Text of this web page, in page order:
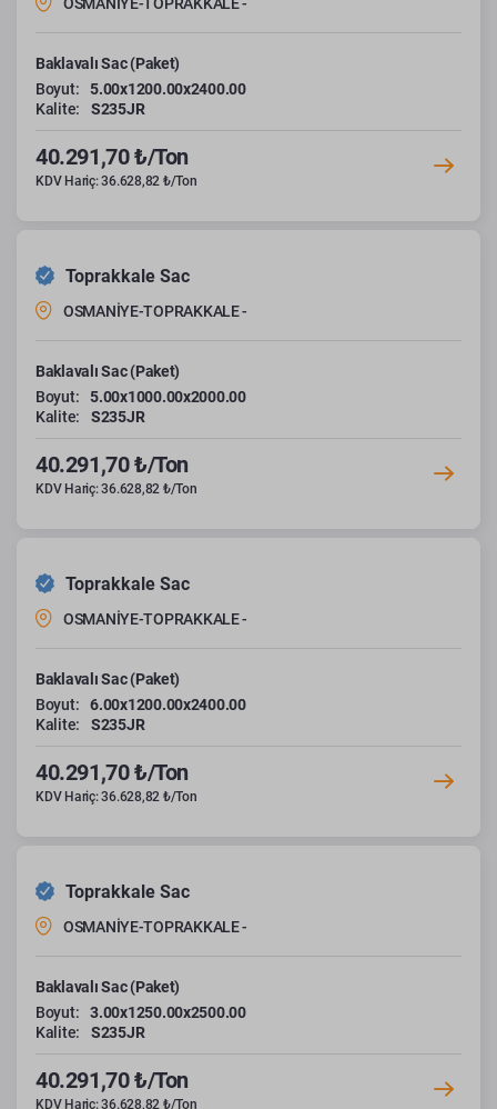
Baklavalı Sac (Paket)
Boyut:
5.00x1200.00x2400.00
Kalite:
S235JR
40.291,70 ₺/Ton
KDV Hariç: 36.628,82 ₺/Ton
Toprakkale Sac
OSMANİYE-TOPRAKKALE -
Baklavalı Sac (Paket)
Boyut:
5.00x1000.00x2000.00
Kalite:
S235JR
40.291,70 ₺/Ton
KDV Hariç: 36.628,82 ₺/Ton
Toprakkale Sac
OSMANİYE-TOPRAKKALE -
Baklavalı Sac (Paket)
Boyut:
6.00x1200.00x2400.00
Kalite:
S235JR
40.291,70 ₺/Ton
KDV Hariç: 36.628,82 ₺/Ton
Toprakkale Sac
OSMANİYE-TOPRAKKALE -
Baklavalı Sac (Paket)
Boyut:
3.00x1250.00x2500.00
Kalite:
S235JR
40.291,70 ₺/Ton
KDV Hariç: 36.628,82 ₺/Ton